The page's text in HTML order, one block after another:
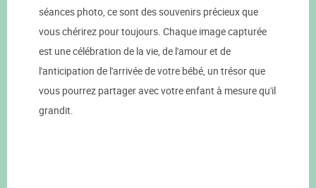
séances photo, ce sont des souvenirs précieux que
vous chérirez pour toujours. Chaque image capturée
est une célébration de la vie, de l'amour et de
l'anticipation de l'arrivée de votre bébé, un trésor que
vous pourrez partager avec votre enfant à mesure qu'il
grandit.